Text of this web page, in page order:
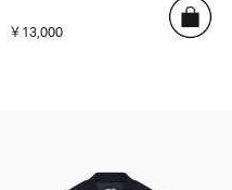
￥13,000